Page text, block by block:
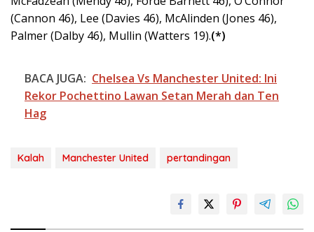
(Cannon 46), Lee (Davies 46), McAlinden (Jones 46),
Palmer (Dalby 46), Mullin (Watters 19).(*)
BACA JUGA: Chelsea Vs Manchester United: Ini
Rekor Pochettino Lawan Setan Merah dan Ten
Hag
Kalah Manchester United pertandingan